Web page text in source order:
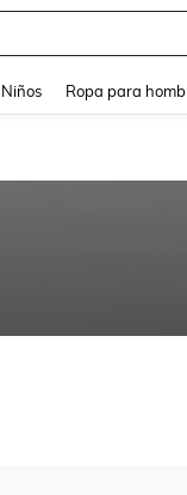
Niños Ropa para